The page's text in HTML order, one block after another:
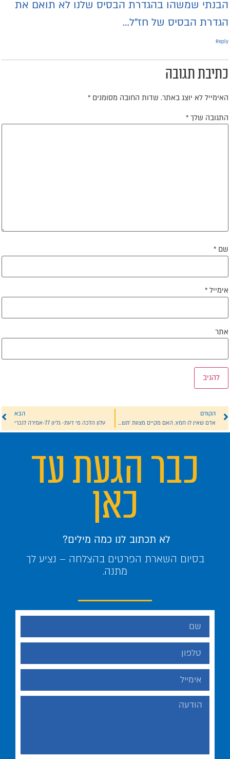
שמשהו בהגדרת הבסיס שלנו לא תואם את
הבסיס של חז"ל…
תגובה
לא יוצג באתר. שדות החובה מסומנים
שלך*
*
הקודם
אדם שאין לו חמץ, האם מקיים מצוות 'תשביתו'?
הבא
עלון הלכה מי דעת- גליון 77-אמירה לנכרי
כבר הגעת עד
כאן
לא תכתוב לנו כמה מילים?
בסיום השארת הפרטים בהצלחה – נציע לך
מתנה.